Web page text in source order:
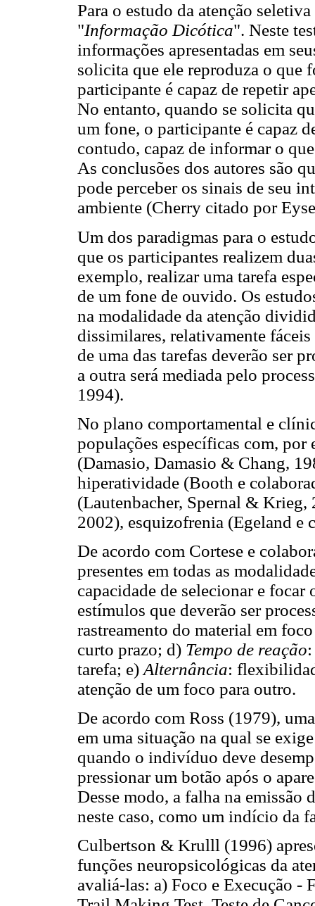
Para o estudo da atenção
"Informação Dicótica". Neste
informações apresentadas em
solicita que ele reproduza o que
participante é capaz de repetir
No entanto, quando se solicita
um fone, o participante é capaz
contudo, capaz de informar o
As conclusões dos autores são
pode perceber os sinais de seu
ambiente (Cherry citado por
Um dos paradigmas para o
que os participantes realizem
exemplo, realizar uma tarefa
de um fone de ouvido. Os
na modalidade da atenção
dissimilares, relativamente
de uma das tarefas deverão ser
a outra será mediada pelo
1994).
No plano comportamental e
populações específicas com,
(Damasio, Damasio & Chang,
hiperatividade (Booth e
(Lautenbacher, Spernal & Krieg,
2002), esquizofrenia (Egeland e
De acordo com Cortese e
presentes em todas as
capacidade de selecionar e
estímulos que deverão ser
rastreamento do material em
curto prazo; d) Tempo de reação
tarefa; e) Alternância:
atenção de um foco para outro.
De acordo com Ross (1979),
em uma situação na qual se
quando o indivíduo deve
pressionar um botão após o
Desse modo, a falha na emissão
neste caso, como um indício da
Culbertson & Krulll (1996)
funções neuropsicológicas da
avaliá-las: a) Foco e Execução -